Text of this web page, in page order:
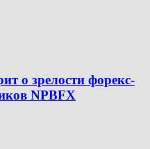
о зрелости форекс-
NPBFX